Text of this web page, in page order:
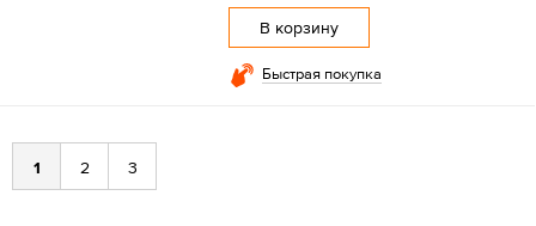
В корзину
Быстрая покупка
1 2 3